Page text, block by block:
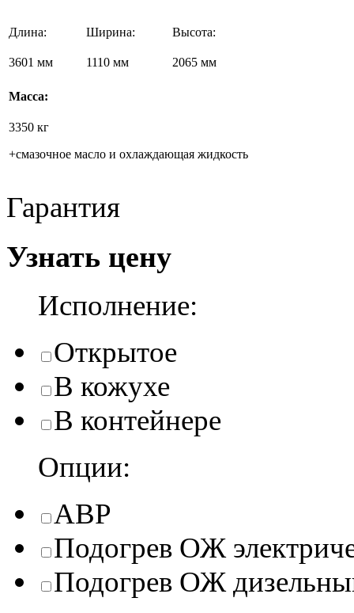
Длина: Ширина: Высота:
3601 мм 1110 мм 2065 мм
Масса:
3350 кг
+смазочное масло и охлаждающая жидкость
Гарантия
Узнать цену
Исполнение:
Открытое
В кожухе
В контейнере
Опции:
АВР
Подогрев ОЖ
Подогрев ОЖ